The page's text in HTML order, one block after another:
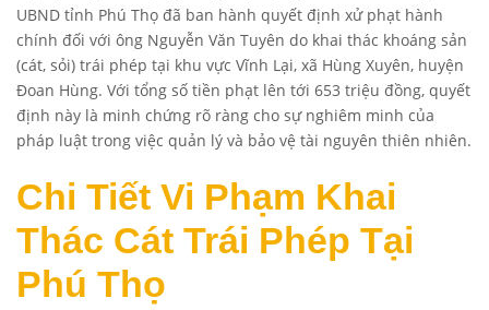
UBND tỉnh Phú Thọ đã ban hành quyết định xử phạt hành
chính đối với ông Nguyễn Văn Tuyên do khai thác khoáng sản
(cát, sỏi) trái phép tại khu vực Vĩnh Lại, xã Hùng Xuyên, huyện
Đoan Hùng. Với tổng số tiền phạt lên tới 653 triệu đồng, quyết
định này là minh chứng rõ ràng cho sự nghiêm minh của
pháp luật trong việc quản lý và bảo vệ tài nguyên thiên nhiên.
Chi Tiết Vi Phạm Khai
Thác Cát Trái Phép Tại
Phú Thọ